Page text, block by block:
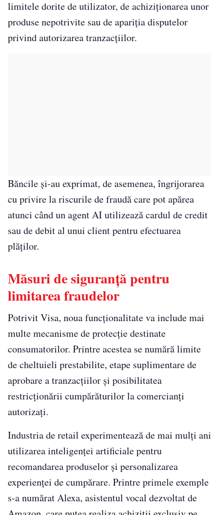
limitele dorite de utilizator, de achiziționarea unor
produse nepotrivite sau de apariția disputelor
privind autorizarea tranzacțiilor.
Băncile și-au exprimat, de asemenea, îngrijorarea
cu privire la riscurile de fraudă care pot apărea
atunci când un agent AI utilizează cardul de credit
sau de debit al unui client pentru efectuarea
plăților.
Măsuri de siguranță pentru
limitarea fraudelor
Potrivit Visa, noua funcționalitate va include mai
multe mecanisme de protecție destinate
consumatorilor. Printre acestea se numără limite
de cheltuieli prestabilite, etape suplimentare de
aprobare a tranzacțiilor și posibilitatea
restricționării cumpărăturilor la comercianți
autorizați.
Industria de retail experimentează de mai mulți ani
utilizarea inteligenței artificiale pentru
recomandarea produselor și personalizarea
experienței de cumpărare. Printre primele exemple
s-a numărat Alexa, asistentul vocal dezvoltat de